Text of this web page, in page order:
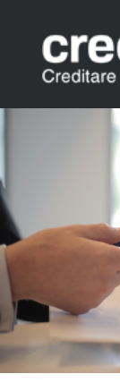
content